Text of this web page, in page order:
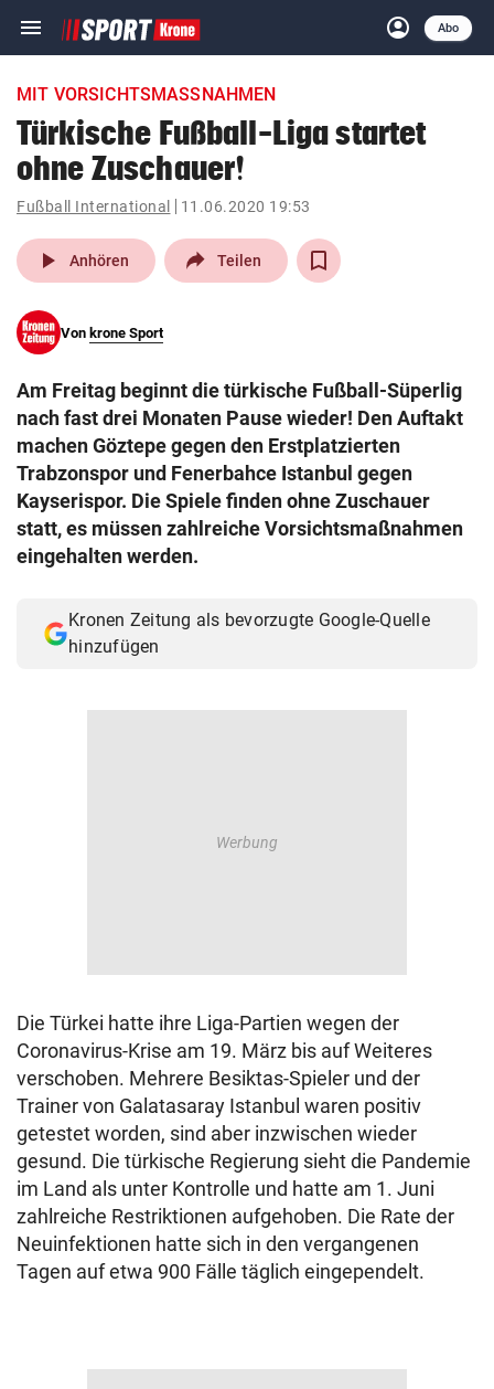
menu Navigation
ein-/ausklappen
account_circle
Anmelden
Abo
close Schließen
account_circle Anmelden
pin_drop
Wien arrow_right
search
eingeben
© Krone Multimedia GmbH & Co KG 2026
Muthgasse 2, 1190 Wien
MIT VORSICHTSMASSNAHMEN
Türkische Fußball-Liga startet
ohne Zuschauer!
Fußball International 11.06.2020 19:53
play_arrow Anhören Teilen
Von krone Sport
Am Freitag beginnt die türkische Fußball-Süperlig
nach fast drei Monaten Pause wieder! Den Auftakt
machen Göztepe gegen den Erstplatzierten
Trabzonspor und Fenerbahce Istanbul gegen
Kayserispor. Die Spiele finden ohne Zuschauer
statt, es müssen zahlreiche Vorsichtsmaßnahmen
eingehalten werden.
Kronen Zeitung als bevorzugte Google-Quelle
hinzufügen
Die Türkei hatte ihre Liga-Partien wegen der
Coronavirus-Krise am 19. März bis auf Weiteres
verschoben. Mehrere Besiktas-Spieler und der
Trainer von Galatasaray Istanbul waren positiv
getestet worden, sind aber inzwischen wieder
gesund. Die türkische Regierung sieht die Pandemie
im Land als unter Kontrolle und hatte am 1. Juni
zahlreiche Restriktionen aufgehoben. Die Rate der
Neuinfektionen hatte sich in den vergangenen
Tagen auf etwa 900 Fälle täglich eingependelt.